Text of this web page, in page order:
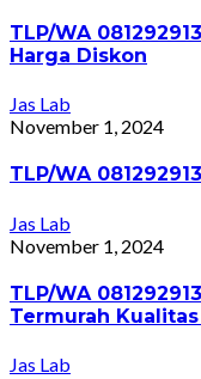
TLP/WA
Harga Diskon
Jas Lab
November 1, 2024
TLP/WA
Jas Lab
November 1, 2024
TLP/WA
Termurah
Jas Lab